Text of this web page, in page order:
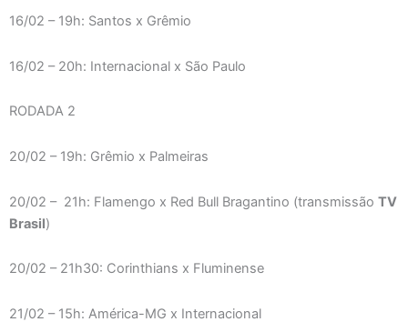
16/02 – 19h: Santos x Grêmio
16/02 – 20h: Internacional x São Paulo
RODADA 2
20/02 – 19h: Grêmio x Palmeiras
20/02 – 21h: Flamengo x Red Bull Bragantino (transmissão TV
Brasil)
20/02 – 21h30: Corinthians x Fluminense
21/02 – 15h: América-MG x Internacional